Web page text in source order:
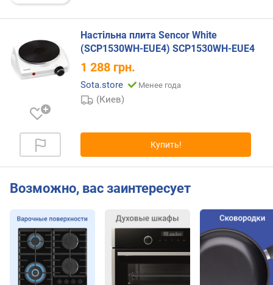
е
и
м
о
р
г
в
н
и
я
(
ш
Настільна плита Sencor White
(SCP1530WH-EUE4) SCP1530WH-EUE4
1 288 грн.
Sota.store Менее года
(Киев)
Купить!
Возможно, вас заинтересует